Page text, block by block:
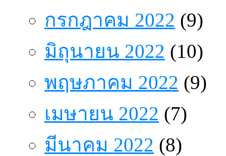
กรกฎาคม 2022 (9)
มิถุนายน 2022 (10)
พฤษภาคม 2022 (9)
เมษายน 2022 (7)
มีนาคม 2022 (8)